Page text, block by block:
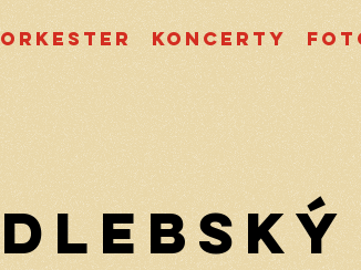
Orkester Koncerty